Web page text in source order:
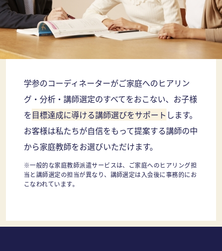
学参のコーディネーターがご家庭へのヒアリン
グ・分析・講師選定のすべてをおこない、お子様
を目標達成に導ける講師選びをサポート します。
お客様は私たちが自信をもって提案する講師の中
から家庭教師をお選びいただけます。
※一般的な家庭教師派遣サービスは、ご家庭へのヒアリング担
当と講師選定の担当が異なり、講師選定は入会後に事務的にお
こなわれています。